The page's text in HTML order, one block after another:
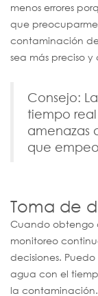
menos errores
que preocuparme
contaminación de
sea más preciso
Consejo:
tiempo
amenazas
que
Toma de
Cuando obtengo
monitoreo
decisiones.
agua con el
la